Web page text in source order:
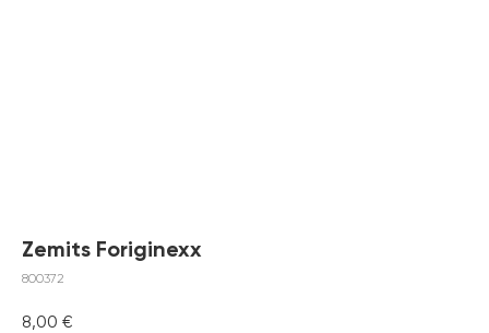
Zemits Foriginexx
800372
8,00 €